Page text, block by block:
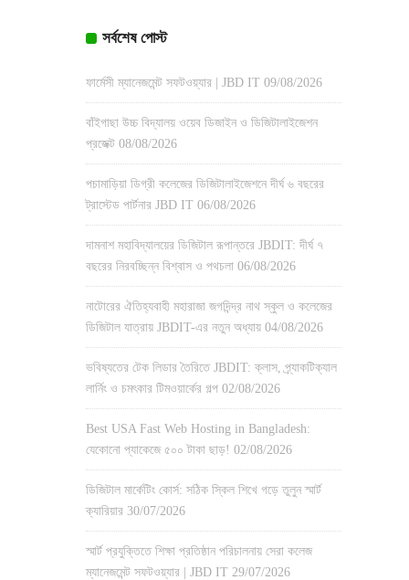
সর্বশেষ পোস্ট
ফার্মেসী ম্যানেজমেন্ট সফটওয়্যার | JBD IT 09/08/2026
বাঁইগাছা উচ্চ বিদ্যালয় ওয়েব ডিজাইন ও ডিজিটালাইজেশন
প্রজেক্ট 08/08/2026
পচামাড়িয়া ডিগ্রী কলেজের ডিজিটালাইজেশনে দীর্ঘ ৬ বছরের
ট্রাস্টেড পার্টনার JBD IT 06/08/2026
দামনাশ মহাবিদ্যালয়ের ডিজিটাল রূপান্তরে JBDIT: দীর্ঘ ৭
বছরের নিরবচ্ছিন্ন বিশ্বাস ও পথচলা 06/08/2026
নাটোরের ঐতিহ্যবাহী মহারাজা জগদিন্দ্র নাথ স্কুল ও কলেজের
ডিজিটাল যাত্রায় JBDIT-এর নতুন অধ্যায় 04/08/2026
ভবিষ্যতের টেক লিডার তৈরিতে JBDIT: ক্লাস, প্র্যাকটিক্যাল
লার্নিং ও চমৎকার টিমওয়ার্কের গল্প 02/08/2026
Best USA Fast Web Hosting in Bangladesh:
যেকোনো প্যাকেজে ৫০০ টাকা ছাড়! 02/08/2026
ডিজিটাল মার্কেটিং কোর্স: সঠিক স্কিল শিখে গড়ে তুলুন স্মার্ট
ক্যারিয়ার 30/07/2026
স্মার্ট প্রযুক্তিতে শিক্ষা প্রতিষ্ঠান পরিচালনায় সেরা কলেজ
ম্যানেজমেন্ট সফটওয়্যার | JBD IT 29/07/2026